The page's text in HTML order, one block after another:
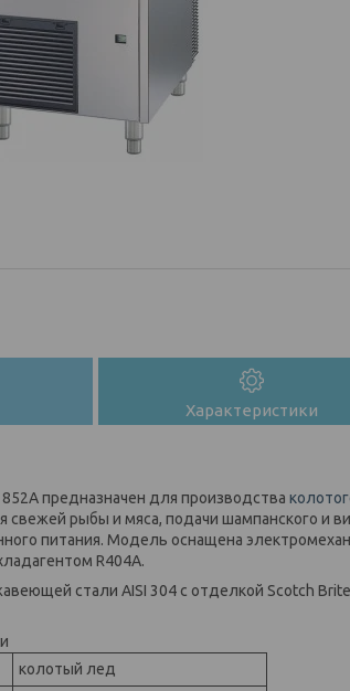
Характеристики
предназначен для производства
свежей рыбы и мяса, подачи шампанского и
питания. Модель оснащена
R404A.
стали AISI 304 с отделкой Scotch
колотый лед